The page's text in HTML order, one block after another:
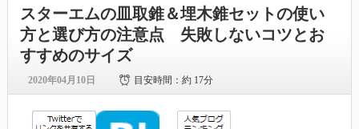
スターエムの皿取錐＆埋木錐セットの使い
方と選び方の注意点 失敗しないコツとお
すすめのサイズ
2020年04月10日 目安時間：約 17分